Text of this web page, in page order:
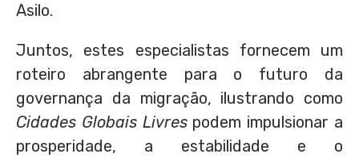
Asilo.
Juntos, estes especialistas fornecem um
roteiro abrangente para o futuro da
governança da migração, ilustrando como
Cidades Globais Livrespodem impulsionar a
prosperidade, a estabilidade e o